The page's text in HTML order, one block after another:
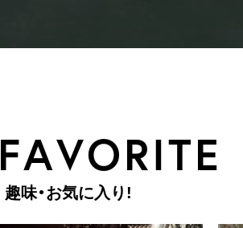
FAVORITE
趣味・お気に入り!